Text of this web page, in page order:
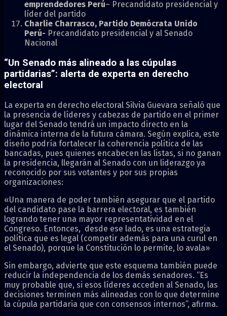
emprendedores Perú– Precandidato presidencial y
líder del partido
Charlie Charrasco, Partido Demócrata Unido
Perú- Precandidato presidencial y al Senado
Nacional
“Un Senado más alineado a las cúpulas
partidarias”: alerta de experta en derecho
electoral
La experta en derecho electoral Silvia Guevara señaló que
la presencia de líderes y cabezas de partido en el primer
lugar del Senado tendrá un impacto directo en la
dinámica interna de la futura cámara. Según explica, este
diseño podría fortalecer la coherencia política de las
bancadas, pues quienes encabecen las listas, si no ganan
la presidencia, llegarán al Senado con un liderazgo ya
reconocido por sus votantes y por sus propias
organizaciones:
«Una manera de poder también asegurar que el partido
del candidato pase la barrera electoral, es también
logrando tener una mayor representatividad en el
Congreso. Entonces, desde ese lado, es una estrategia
política que es legal (competir además para una curul en
el Senado), porque la Constitución lo permite, lo avala»
Sin embargo, advierte que este esquema también puede
reducir la independencia de los demás senadores. “Es
muy probable que, si esos líderes acceden al Senado, las
decisiones terminen más alineadas con lo que determine
la cúpula partidaria que con consensos internos”, afirma.